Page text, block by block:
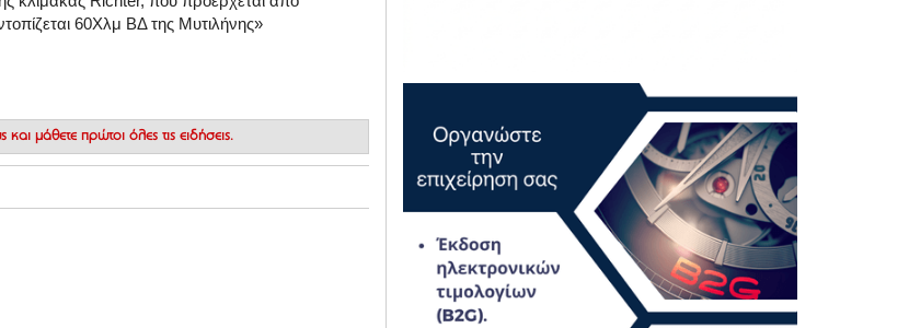
60Χλμ ΒΔ της Μυτιλήνης»
και μάθετε πρώτοι όλες τις ειδήσεις.